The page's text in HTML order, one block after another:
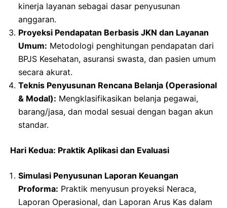
kinerja layanan sebagai dasar penyusunan
anggaran.
Proyeksi Pendapatan Berbasis JKN dan Layanan
Umum: Metodologi penghitungan pendapatan dari
BPJS Kesehatan, asuransi swasta, dan pasien umum
secara akurat.
Teknis Penyusunan Rencana Belanja (Operasional
& Modal): Mengklasifikasikan belanja pegawai,
barang/jasa, dan modal sesuai dengan bagan akun
standar.
Hari Kedua: Praktik Aplikasi dan Evaluasi
Simulasi Penyusunan Laporan Keuangan
Proforma: Praktik menyusun proyeksi Neraca,
Laporan Operasional, dan Laporan Arus Kas dalam